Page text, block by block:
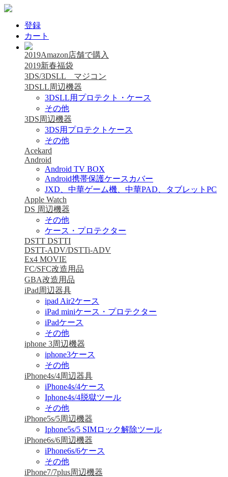
登録
カート
2019Amazon店舗で購入
2019新春福袋
3DS/3DSLL マジコン
3DSLL周辺機器
3DSLL用プロテクト・ケース
その他
3DS周辺機器
3DS用プロテクトケース
その他
Acekard
Android
Android TV BOX
Android携帯保護ケースカバー
JXD、中華ゲーム機、中華PAD、タブレットPC
Apple Watch
DS 周辺機器
その他
ケース・プロテクター
DSTT DSTTI
DSTT-ADV/DSTTi-ADV
Ex4 MOVIE
FC/SFC改造用品
GBA改造用品
iPad周辺器具
ipad Air2ケース
iPad miniケース・プロテクター
iPadケース
その他
iphone 3周辺機器
iphone3ケース
その他
iPhone4s/4周辺器具
iPhone4s/4ケース
Iphone4s/4脱獄ツール
その他
iPhone5s/5周辺機器
Iphone5s/5 SIMロック解除ツール
iPhone6s/6周辺機器
iPhone6s/6ケース
その他
iPhone7/7plus周辺機器